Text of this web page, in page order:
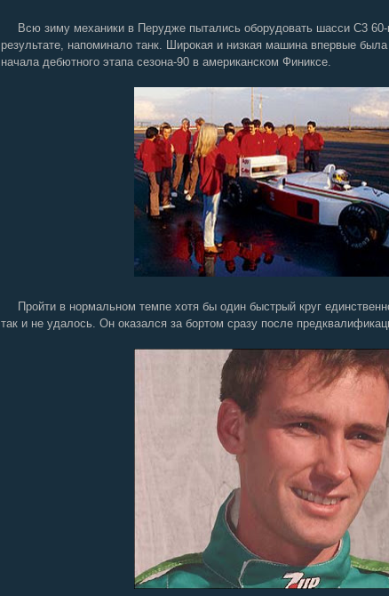
Всю зиму механики в Перудже пытались оборудовать шасси С3
результате, напоминало танк. Широкая и низкая машина впервые
начала дебютного этапа сезона-90 в американском Финиксе.
Пройти в нормальном темпе хотя бы один быстрый круг
так и не удалось. Он оказался за бортом сразу после